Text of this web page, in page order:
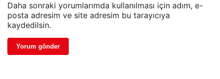
Daha sonraki yorumlarımda kullanılması için adım, e-
posta adresim ve site adresim bu tarayıcıya
kaydedilsin.